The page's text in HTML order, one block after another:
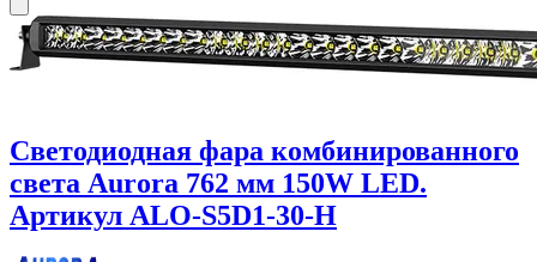
Светодиодная фара комбинированного
света Aurora 762 мм 150W LED.
Артикул ALO-S5D1-30-H